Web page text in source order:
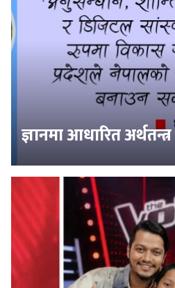
ज्ञानमा आधारित अर्थतन्त्र